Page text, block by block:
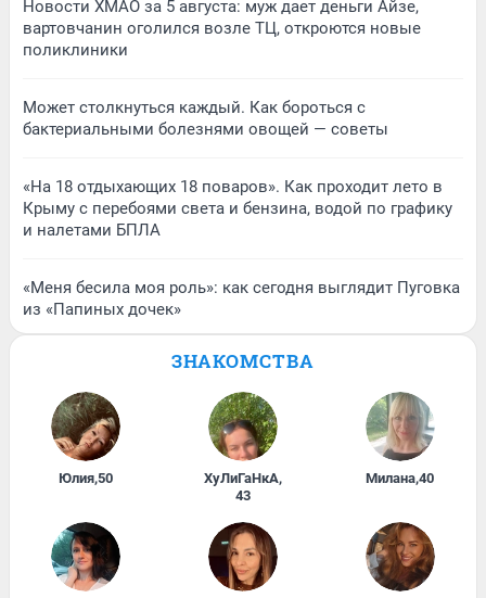
Новости ХМАО за 5 августа: муж дает деньги Айзе,
вартовчанин оголился возле ТЦ, откроются новые
поликлиники
Может столкнуться каждый. Как бороться с
бактериальными болезнями овощей — советы
«На 18 отдыхающих 18 поваров». Как проходит лето в
Крыму с перебоями света и бензина, водой по графику
и налетами БПЛА
«Меня бесила моя роль»: как сегодня выглядит Пуговка
из «Папиных дочек»
ЗНАКОМСТВА
Юлия,50 ХуЛиГаНкА,
43
Милана,40